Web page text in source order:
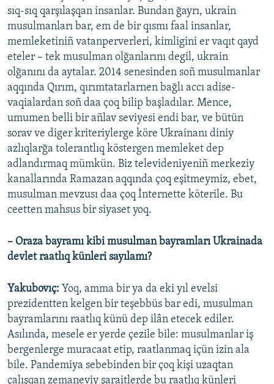
sıq-sıq qarşılaşqan insanlar. Bundan ğayrı, ukrain
musulmanları bar, em de bir qısmı faal insanlar,
memleketiniñ vatanperverleri, kimligini er vaqıt qayd
eteler – tek musulman olğanlarını degil, ukrain
olğanını da aytalar. 2014 senesinden soñ musulmanlar
aqqında Qırım, qırımtatarlarnen bağlı accı adise-
vaqialardan soñ daa çoq bilip başladılar. Mence,
umumen belli bir añlav seviyesi endi bar, ve bütün
sorav ve diger kriteriylerge köre Ukrainanı diniy
azlıqlarğa tolerantlıq köstergen memleket dep
adlandırmaq mümkün. Biz televideniyeniñ merkeziy
kanallarında Ramazan aqqında çoq eşitmeymiz, ebet,
musulman mevzusı daa çoq İnternette köterile. Bu
ceetten mahsus bir siyaset yoq.
– Oraza bayramı kibi musulman bayramları Ukrainada
devlet raatlıq künleri sayılamı?
Yakubovıç: Yoq, amma bir ya da eki yıl evelsi
prezidentten kelgen bir teşebbüs bar edi, musulman
bayramlarını raatlıq künü dep ilân etecek ediler.
Asılında, mesele er yerde çezile bile: musulmanlar iş
bergenlerge muracaat etip, raatlanmaq içün izin ala
bile. Pandemiya sebebinden bir çoq kişi uzaqtan
çalışqan zemaneviy şaraitlerde bu raatlıq künleri